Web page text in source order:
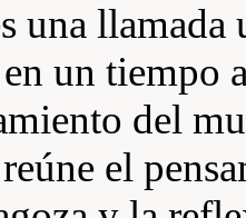
una
un tiempo
del
el